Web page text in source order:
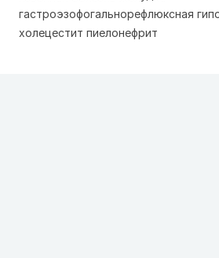
гастроэзофогальнорефлюксная
холецестит пиелонефрит